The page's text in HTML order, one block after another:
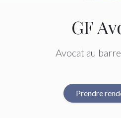
GF
Avocat au
Prendre